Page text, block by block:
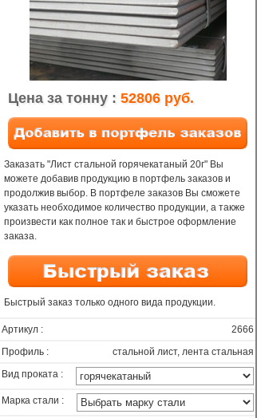
Цена за тонну : 52806 руб.
Заказать "Лист стальной горячекатаный 20г" Вы
можете добавив продукцию в портфель заказов и
продолжив выбор. В портфеле заказов Вы сможете
указать необходимое количество продукции, а также
произвести как полное так и быстрое оформление
заказа.
Быстрый заказ только одного вида продукции.
Артикул :
2666
Профиль :
стальной лист, лента стальная
Вид проката :
Марка стали :